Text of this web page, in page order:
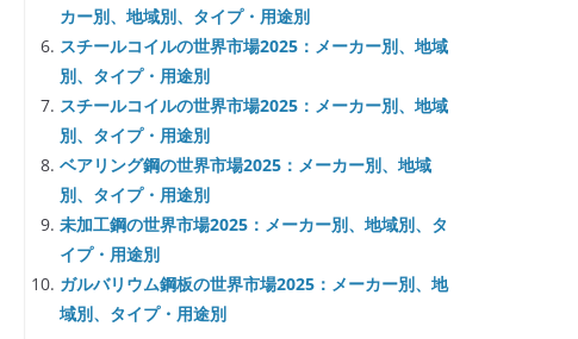
カー別、地域別、タイプ・用途別
スチールコイルの世界市場2025：メーカー別、地域
別、タイプ・用途別
スチールコイルの世界市場2025：メーカー別、地域
別、タイプ・用途別
ベアリング鋼の世界市場2025：メーカー別、地域
別、タイプ・用途別
未加工鋼の世界市場2025：メーカー別、地域別、タ
イプ・用途別
ガルバリウム鋼板の世界市場2025：メーカー別、地
域別、タイプ・用途別